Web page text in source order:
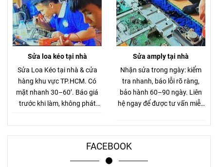
Sửa loa kéo tại nhà
Sửa Loa Kéo tại nhà & cửa
hàng khu vực TP.HCM. Có
mặt nhanh 30–60’. Báo giá
trước khi làm, không phát
Sửa amply tại nhà
Nhận sửa trong ngày: kiểm
tra nhanh, báo lỗi rõ ràng,
bảo hành 60–90 ngày. Liên
hệ ngay để được tư vấn miễn
FACEBOOK